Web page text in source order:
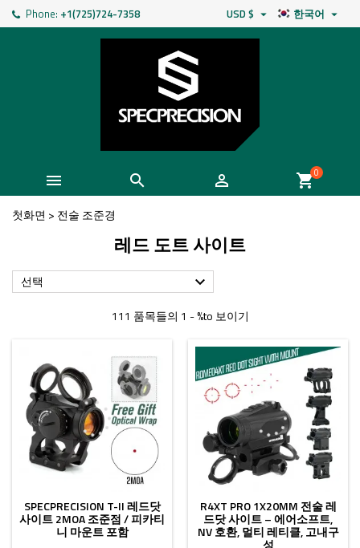
Phone: +1(725)724-7358 한국어 
USD $ 
   shopping_cart0
첫화면 > 전술 조준경
레드 도트 사이트
선택 
111 품목들의 1 - %to 보이기
SPECPRECISION T-II 레드닷
사이트 2MOA 조준점 / 피카티
니 마운트 포함
R4XT PRO 1X20MM 전술 레
드닷 사이트 – 에어소프트,
NV 호환, 멀티 레티클, 고내구
성